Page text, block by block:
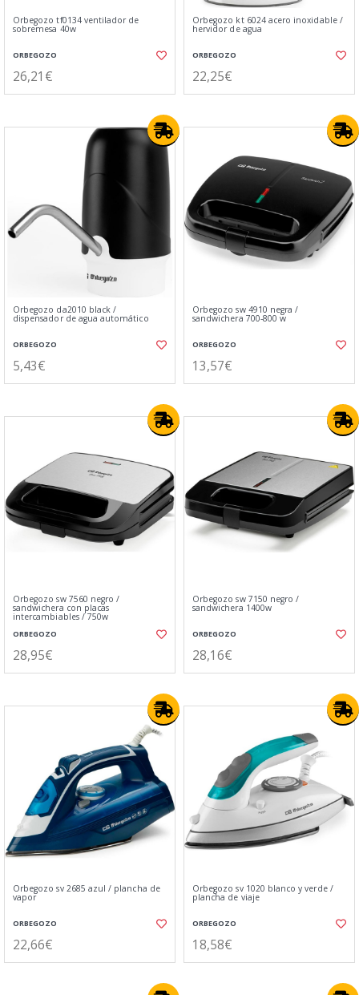
Orbegozo tf0134 ventilador de
sobremesa 40w
ORBEGOZO
26,21€
Orbegozo kt 6024 acero inoxidable /
hervidor de agua
ORBEGOZO
22,25€
Orbegozo da2010 black /
dispensador de agua automático
ORBEGOZO
5,43€
Orbegozo sw 4910 negra /
sandwichera 700-800 w
ORBEGOZO
13,57€
Orbegozo sw 7560 negro /
sandwichera con placas
intercambiables / 750w
ORBEGOZO
28,95€
Orbegozo sw 7150 negro /
sandwichera 1400w
ORBEGOZO
28,16€
Orbegozo sv 2685 azul / plancha de
vapor
ORBEGOZO
22,66€
Orbegozo sv 1020 blanco y verde /
plancha de viaje
ORBEGOZO
18,58€